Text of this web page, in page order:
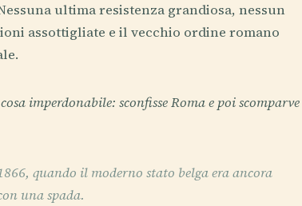
ultima resistenza grandiosa, nessun
assottigliate e il vecchio ordine romano
imperdonabile: sconfisse Roma e poi scomparve
quando il moderno stato belga era ancora
una spada.